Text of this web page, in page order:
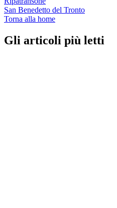
San Benedetto del Tronto
Torna alla home
Gli articoli più letti